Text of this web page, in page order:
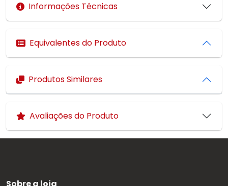
Informações Técnicas
Equivalentes do Produto
Produtos Similares
Avaliações do Produto